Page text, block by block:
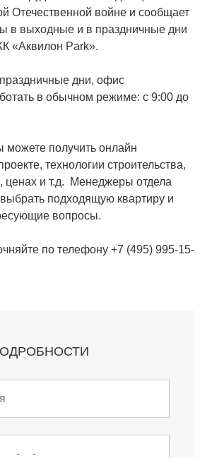
Отечественной войне и сообщает
в выходные и в праздничные дни
«Аквилон Park».
дни, офис
в обычном режиме: с 9:00 до
получить онлайн
технологии строительства,
ценах и т.д. Менеджеры отдела
подходящую квартиру и
вопросы.
по телефону +7 (495) 995-15-